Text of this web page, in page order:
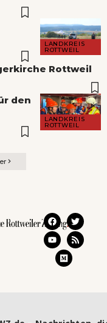
LANDKREIS
ROTTWEIL
Rottweil
LANDKREIS
ROTTWEIL
den